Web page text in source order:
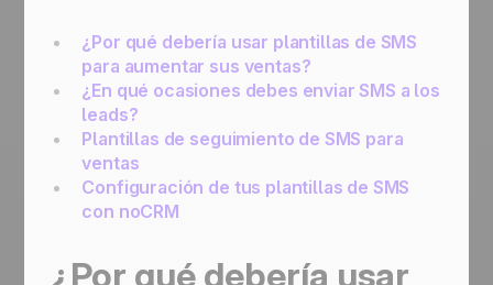
¿Por qué debería usar plantillas de SMS
para aumentar sus ventas?
¿En qué ocasiones debes enviar SMS a los
leads?
Plantillas de seguimiento de SMS para
ventas
Configuración de tus plantillas de SMS
con noCRM
¿Por qué debería usar